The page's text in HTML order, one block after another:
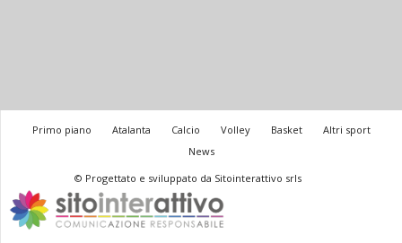
Primo piano Atalanta Calcio Volley Basket
Altri sport
News
© Progettato e sviluppato da Sitointerattivo srls